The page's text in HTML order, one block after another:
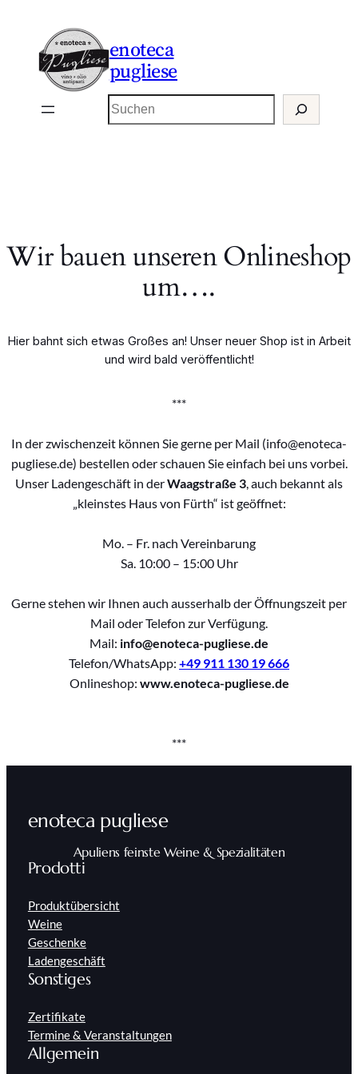
enoteca
pugliese
Suchen
Wir bauen unseren Onlineshop
um….
Hier bahnt sich etwas Großes an! Unser neuer Shop ist in Arbeit
und wird bald veröffentlicht!
***
In der zwischenzeit können Sie gerne per Mail (info@enoteca-
pugliese.de) bestellen oder schauen Sie einfach bei uns vorbei.
Unser Ladengeschäft in derWaagstraße 3, auch bekannt als
„kleinstes Haus von Fürth“ ist geöffnet:
Mo. – Fr. nach Vereinbarung
Sa. 10:00 – 15:00 Uhr
Gerne stehen wir Ihnen auch ausserhalb der Öffnungszeit per
Mail oder Telefon zur Verfügung.
Mail: info@enoteca-pugliese.de
Telefon/WhatsApp: +49 911 130 19 666
Onlineshop: www.enoteca-pugliese.de
***
enoteca pugliese
Apuliens feinste Weine & Spezialitäten
Prodotti
Produktübersicht
Weine
Geschenke
Ladengeschäft
Sonstiges
Zertifikate
Termine & Veranstaltungen
Allgemein